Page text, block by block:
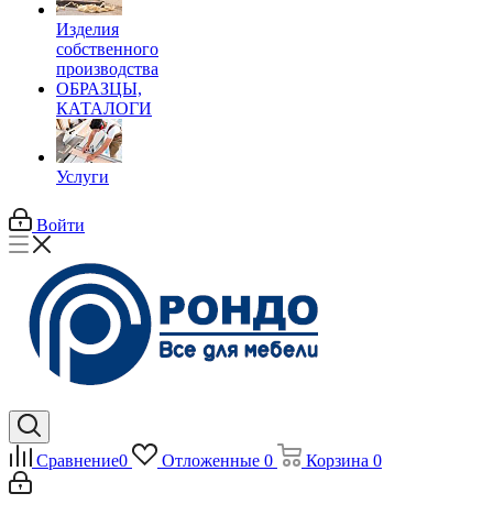
Изделия
собственного
производства
ОБРАЗЦЫ,
КАТАЛОГИ
Услуги
Войти
Сравнение0 Отложенные 0 Корзина 0